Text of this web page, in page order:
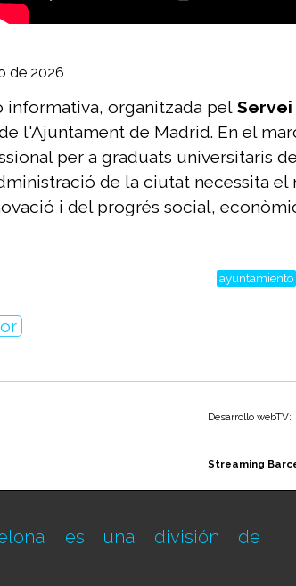
de 2026
informativa, organitzada pelServei
l'Ajuntament de Madrid. En el
per a graduats universitaris
de la ciutat necessita
i del progrés social,
ayuntamiento
Desarrollo webTV:
Streaming
es una división de